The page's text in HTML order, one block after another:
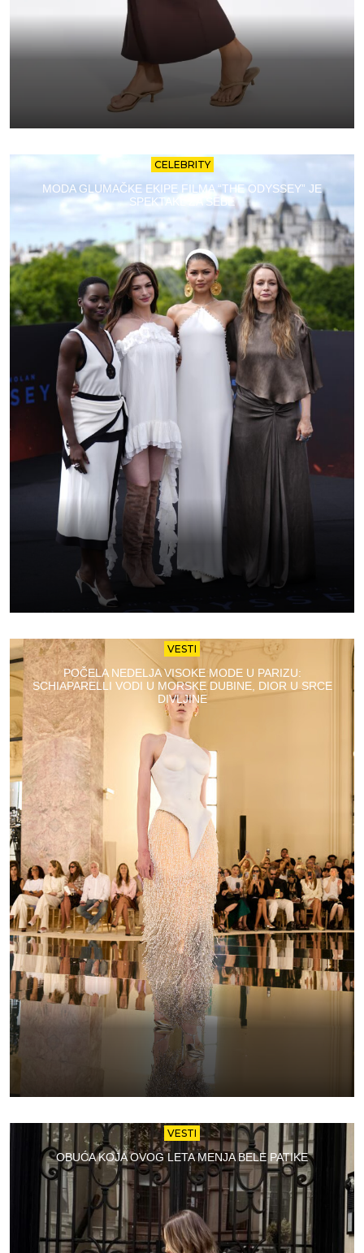
CELEBRITY
MODA GLUMAČKE EKIPE FILMA “THE ODYSSEY” JE
SPEKTAKL ZA SEBE
VESTI
POČELA NEDELJA VISOKE MODE U PARIZU:
SCHIAPARELLI VODI U MORSKE DUBINE, DIOR U SRCE
DIVLJINE
VESTI
OBUĆA KOJA OVOG LETA MENJA BELE PATIKE